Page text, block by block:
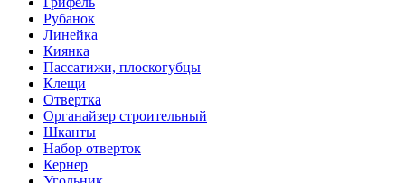
Рубанок
Линейка
Киянка
Пассатижи, плоскогубцы
Клещи
Отвертка
Органайзер строительный
Шканты
Набор отверток
Кернер